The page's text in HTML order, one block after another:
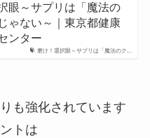
磨け！選択眼～サプリは「魔法のク...
眼～サプリは「魔法の
ゃない～｜東京都健康
ンター
も強化されています
トは